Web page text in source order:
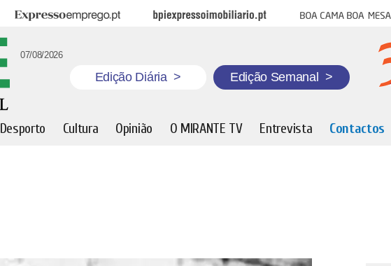
Expresso Emprego BPI Expresso Imobiliário Boa cama boa mesa
07/08/2026
Edição Diária > Edição Semanal >
Desporto Cultura Opinião O MIRANTE TV Entrevista Contactos